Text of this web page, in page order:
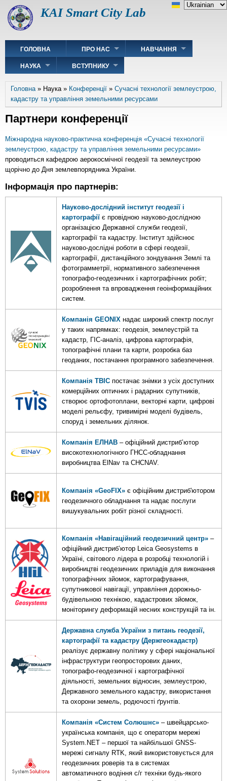
Перейти
основного
KAI Smart City Lab
Select
Main
navigation
ГОЛОВНА ПРО НАС НАВЧАННЯ
НАУКА ВСТУПНИКУ
Рядок
навіґації
Головна Наука Конференції
Сучасні технології землеустрою,
кадастру та управління земельними ресурсами
Партнери конференції
Міжнародна науково-практична конференція «Сучасні технології
землеустрою, кадастру та управління земельними ресурсами»
проводиться кафедрою аерокосмічної геодезії та землеустрою
щорічно до Дня землевпорядника України.
Інформація про партнерів:
Науково-дослідний інститут геодезії і
картографії є провідною науково-дослідною
організацією Державної служби геодезії,
картографії та кадастру. Інститут здійснює
науково-дослідні роботи в сфері геодезії,
картографії, дистанційного зондування Землі та
фотограмметрії, нормативного забезпечення
топографо-геодезичних і картографічних робіт;
розроблення та впровадження геоінформаційних
систем.
Компанія GEONIX надає широкий спектр послуг
у таких напрямках: геодезія, землеустрій та
кадастр, ГІС-аналіз, цифрова картографія,
топографічні плани та карти, розробка баз
геоданих, постачання програмного забезпечення.
Компанія ТВІС постачає знімки з усіх доступних
комерційних оптичних і радарних супутників,
створює ортофотоплани, векторні карти, цифрові
моделі рельєфу, тривимірні моделі будівель,
споруд і земельних ділянок.
Компанія ЕЛНАВ – офіційний дистриб’ютор
високотехнологічного ГНСС-обладнання
виробництва ElNav та СHCNAV.
Компанія «GeoFIX» є офіційним дистриб'ютором
геодезичного обладнання та надає послуги
вишукувальних робіт різної складності.
Компанія «Навігаційний геодезичний центр» –
офіційний дистриб’ютор Leica Geosystems в
Україні, світового лідера в розробці технологій і
виробництві геодезичних приладів для виконання
топографічних зйомок, картографування,
супутникової навігації, управління дорожньо-
будівельною технікою, кадастрових зйомок,
моніторингу деформацій несних конструкцій та ін.
Державна служба України з питань геодезії,
картографії та кадастру (Держгеокадастр)
реалізує державну політику у сфері національної
інфраструктури геопросторових даних,
топографо-геодезичної і картографічної
діяльності, земельних відносин, землеустрою,
Державного земельного кадастру, використання
та охорони земель, родючості ґрунтів.
Компанія «Систем Солюшнс» – швейцарсько-
українська компанія, що є операторм мережі
System.NET – першої та найбільшої GNSS-
мережі сигналу RTK, який використовується для
геодезичних роверів та в системах
автоматичного водіння с/г техніки будь-якого